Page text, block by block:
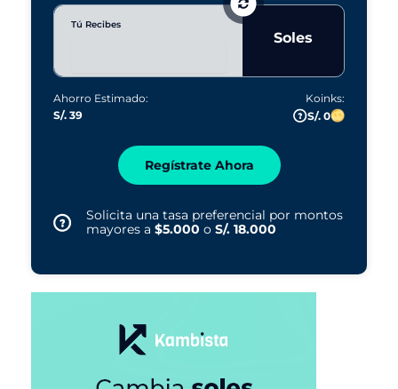
Tú Recibes
Soles
Ahorro Estimado:
S/. 39
Koinks:
S/. 0
Regístrate Ahora
Solicita una tasa preferencial por montos
mayores a $5.000 o S/. 18.000